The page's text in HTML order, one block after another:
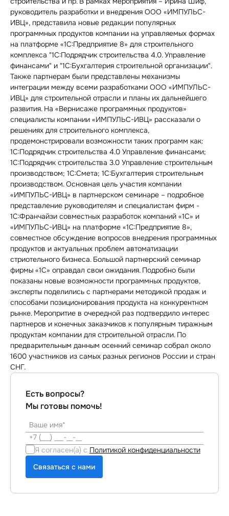
руководитель разработки и внедрения ООО «ИМПУЛЬС-
ИВЦ», представила новые редакции популярных
программных продуктов компании на управляемых формах
на платформе «1С:Предприятие 8» для строительного
комплекса "1С:Подрядчик строительства 4.0. Управление
финансами" и "1С:Бухгалтерия строительной организации".
Также партнерам были представлены механизмы
интеграции между всеми разработками ООО «ИМПУЛЬС-
ИВЦ» для строительной отрасли и планы их дальнейшего
развития. На «Вернисаже программных продуктов»
специалисты компании «ИМПУЛЬС-ИВЦ» рассказали о
решениях для строительного комплекса,
продемонстрировали возможности таких программ как:
1С:Подрядчик строительства 4.0 Управление финансами;
1С:Подрядчик строительства 3.0 Управление строительным
производством; 1С:Смета; 1С:Бухгалтерия строительным
производством. Основная цель участия компании
«ИМПУЛЬС-ИВЦ» в партнерском семинаре – подробное
представление руководителям и специалистам фирм -
1С:Франчайзи совместных разработок компаний «1С» и
«ИМПУЛЬС-ИВЦ» на платформе «1С:Предприятие 8»,
совместное обсуждение вопросов внедрения программных
продуктов и актуальных проблем автоматизации
стриотельного бизнеса. Большой партнерский семинар
фирмы «1С» оправдал свои ожидания. Подробно были
показаны новые возможности программных продуктов,
эксперты поделились с партнерами методикой продаж и
способами позиционирования продукта на конкурентном
рынке. Меропритие в очередной раз подтвердило интерес
партнеров и конечных заказчиков к популярным тиражным
продуктам компании для строительной отрасли. По
предварительным данным осенний семинар собрал около
1600 участников из самых разных регионов России и стран
СНГ.
Есть вопросы?
Мы готовы помочь!
Я согласен(а) с Политикой конфиденциальности
Связаться с нами